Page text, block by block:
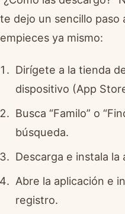
te dejo un sencillo paso
empieces ya mismo:
Dirígete a la tienda
dispositivo (App
Busca “Familo” o
búsqueda.
Descarga e instala la
Abre la aplicación e
registro.